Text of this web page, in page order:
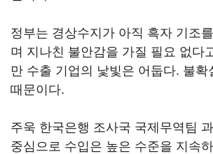
정부는 경상수지가 아직 흑자 기조
며 지나친 불안감을 가질 필요 없다
만 수출 기업의 낯빛은 어둡다. 불확
때문이다.
주욱 한국은행 조사국 국제무역팀
중심으로 수입은 높은 수준을 지속